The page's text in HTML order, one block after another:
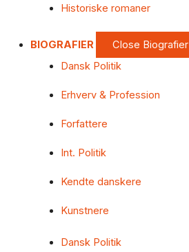
Historiske romaner
BIOGRAFIER Close Biografier
Dansk Politik
Erhverv & Profession
Forfattere
Int. Politik
Kendte danskere
Kunstnere
Dansk Politik